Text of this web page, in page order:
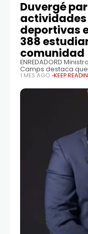
Duvergé
deportivas
388
comunidad
ENREDADORD
Camps destaca
educación en el
1 MES AGO KEEP